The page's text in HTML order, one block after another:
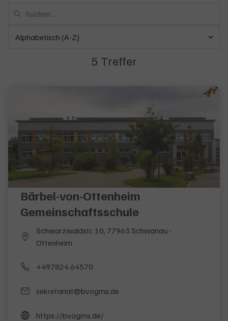
5 Treffer
Bärbel-von-Ottenheim
Gemeinschaftsschule
Schwarzwaldstr. 10, 77963 Schwanau -
Ottenheim
+497824 64570
sekretariat@bvogms.de
https://bvogms.de/